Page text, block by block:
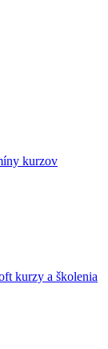
kurzov
kurzy a školenia